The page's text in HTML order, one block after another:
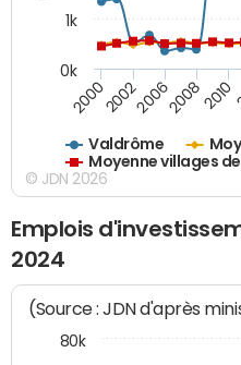
Valdrôme
Moyenne villages
20002002200620082010
0k
1k
© JDN 2026
Emplois
2024
(Source : JDN d'après
80k